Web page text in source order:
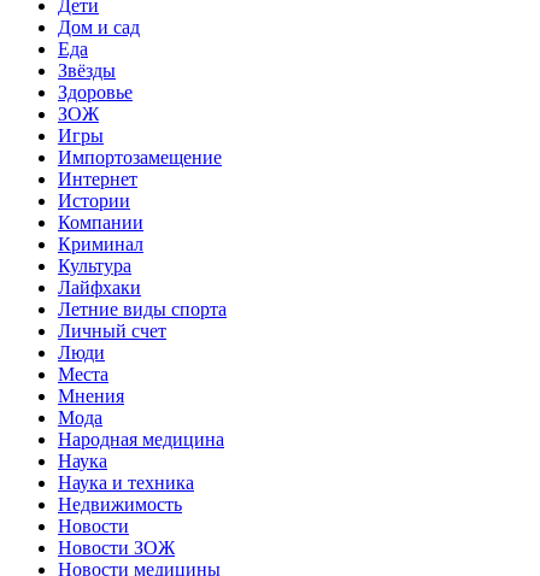
Дети
Дом и сад
Еда
Звёзды
Здоровье
ЗОЖ
Игры
Импортозамещение
Интернет
Истории
Компании
Криминал
Культура
Лайфхаки
Летние виды спорта
Личный счет
Люди
Места
Мнения
Мода
Народная медицина
Наука
Наука и техника
Недвижимость
Новости
Новости ЗОЖ
Новости медицины